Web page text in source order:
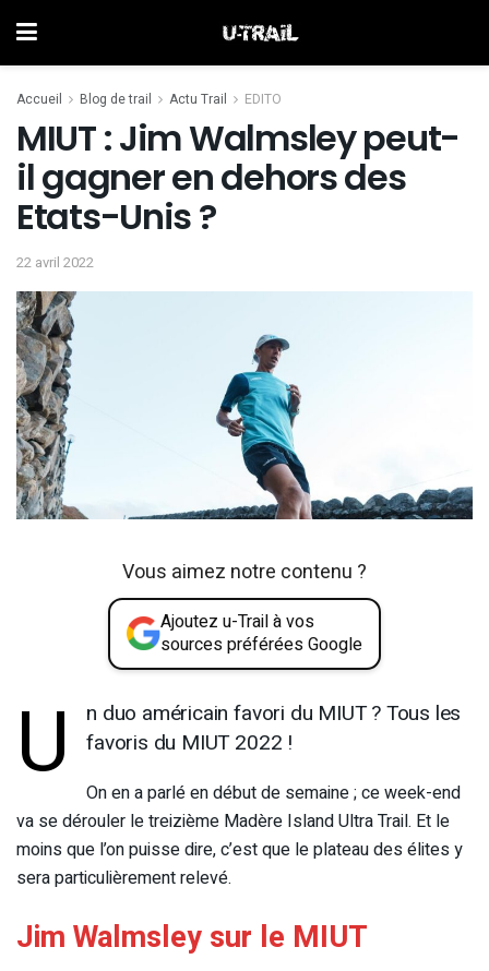
Accueil Blog de trail Actu Trail EDITO
MIUT : Jim Walmsley peut-
il gagner en dehors des
Etats-Unis ?
22 avril 2022
Vous aimez notre contenu ?
Ajoutez u-Trail à vos
sources préférées Google
U
n duo américain favori du MIUT ? Tous les
favoris du MIUT 2022 !
On en a parlé en début de semaine ; ce week-end
va se dérouler le treizième Madère Island Ultra Trail. Et le
moins que l’on puisse dire, c’est que le plateau des élites y
sera particulièrement relevé.
Jim Walmsley sur le MIUT